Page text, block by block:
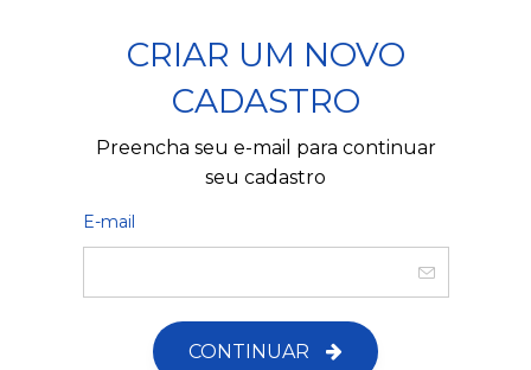
CRIAR UM NOVO
CADASTRO
Preencha seu e-mail para continuar
seu cadastro
E-mail
CONTINUAR